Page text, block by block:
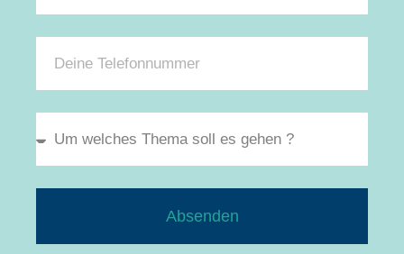
Absenden